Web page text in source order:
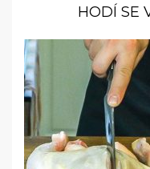
HODÍ SE